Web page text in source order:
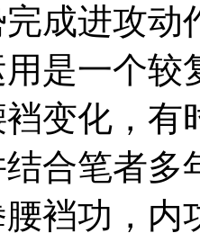
成进攻动
是一个
变化，有
合笔者
裆功，内